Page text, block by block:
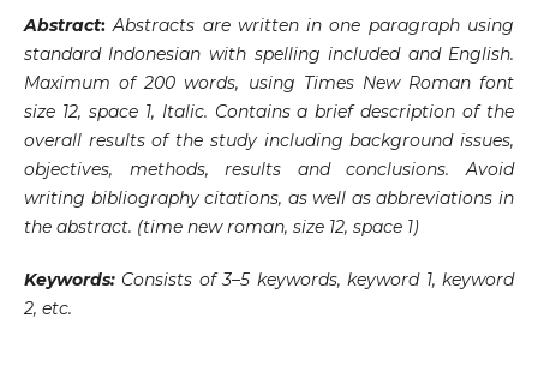
Abstract:Abstracts are written in one paragraph using
standard Indonesian with spelling included and English.
Maximum of 200 words, using Times New Roman font
size 12, space 1, Italic. Contains a brief description of the
overall results of the study including background issues,
objectives, methods, results and conclusions. Avoid
writing bibliography citations, as well as abbreviations in
the abstract. (time new roman, size 12, space 1)
Keywords:Consists of 3–5 keywords, keyword 1, keyword
2, etc.